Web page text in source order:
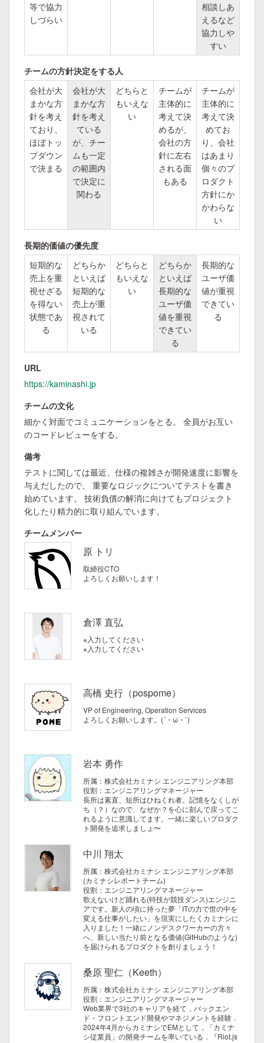
等で協力
しづらい
相談しあ
えるなど
協力しや
すい
チームの方針決定をする人
会社が大
まかな方
針を考え
ており、
ほぼトッ
プダウン
で決まる
会社が大
まかな方
針を考え
ている
が、チー
ムも一定
の範囲内
で決定に
関わる
どちらと
もいえな
い
チームが
主体的に
考えて決
めるが、
会社の方
針に左右
される面
もある
チームが
主体的に
考えて決
めてお
り、会社
はあまり
個々のプ
ロダクト
方針にか
かわらな
い
長期的価値の優先度
短期的な
売上を重
視せざる
を得ない
状態であ
る
どちらか
といえば
短期的な
売上が重
視されて
いる
どちらと
もいえな
い
どちらか
といえば
長期的な
ユーザ価
値を重視
できてい
る
長期的な
ユーザ価
値が重視
できてい
る
URL
https://kaminashi.jp
チームの文化
細かく対面でコミュニケーションをとる。 全員がお互い
のコードレビューをする。
備考
テストに関しては最近、仕様の複雑さが開発速度に影響を
与えだしたので、 重要なロジックについてテストを書き
始めています。 技術負債の解消に向けてもプロジェクト
化したり精力的に取り組んでいます。
チームメンバー
原 トリ
取締役CTO
よろしくお願いします！
倉澤 直弘
※入力してください
※入力してください
高橋 史行（pospome）
VP of Engineering, Operation Services
よろしくお願いします。(´・ω・`)
岩本 勇作
所属：株式会社カミナシ エンジニアリング本部
役割：エンジニアリングマネージャー
長所は素直、短所はひねくれ者。記憶をなくしが
ち（？）なので、なぜか？を心に刻んで戻ってこ
れるように意識してます。一緒に楽しいプロダク
ト開発を追求しましょ〜
中川 翔太
所属：株式会社カミナシ エンジニアリング本部
(カミナシレポートチーム)
役割：エンジニアリングマネージャー
歌えないけど踊れる(特技が競技ダンス)エンジニ
アです。新人の頃に持った夢「ITの力で世の中を
変える仕事がしたい」を現実にしたくカミナシに
入りました！一緒にノンデスクワーカーの方々
へ、新しい当たり前となる価値(GitHubのような)
を届けられるプロダクトを創りましょう！
桑原 聖仁（Keeth）
所属：株式会社カミナシ エンジニアリング本部
役割：エンジニアリングマネージャー
Web業界で3社のキャリアを経て，バックエン
ド・フロントエンド開発やマネジメントを経験．
2024年4月からカミナシでEMとして，「カミナ
シ従業員」の開発チームを率いている．『Riot.js